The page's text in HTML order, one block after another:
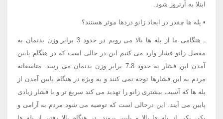
ابتلا به آرتروز شود.
▪ پله ها چقدر در ایجاد زانو دردها موثر هستند؟
ـ هنگامی ما از پله ها بالا می رویم در حدود 3 برابر وزن بدنمان به
مفصل زانو فشار وارد می کنیم این در حالی است که در هنگام پایین
آمدن این فشار به حدود 8ـ7 برابر وزن بدنمان می رسد. متاسفانه
مردم به این فشارها توجه نمی کنند و به ویژه در هنگام پایین آمدن از
پله ها که آسیب بیشتری زانو را تهدید می کند سریع تر و با فشار زیادی
پایین می آیند. این درحالی است که توصیه می شود مردم به آرامی و